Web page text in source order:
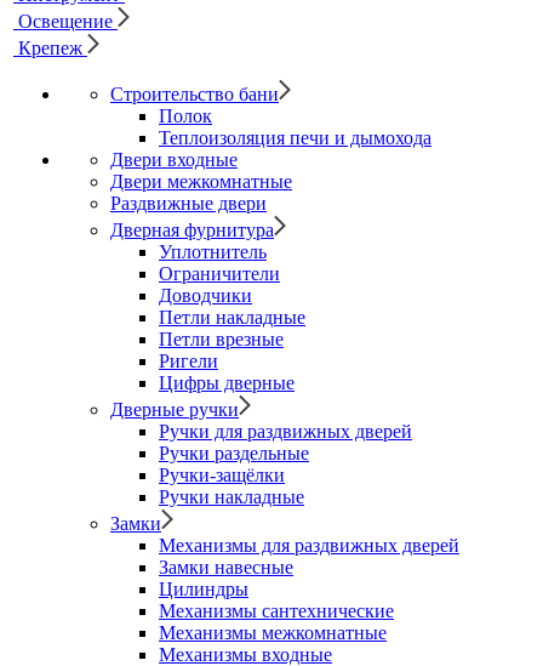
Освещение
Крепеж
Строительство бани
Полок
Теплоизоляция печи и дымохода
Двери входные
Двери межкомнатные
Раздвижные двери
Дверная фурнитура
Уплотнитель
Ограничители
Доводчики
Петли накладные
Петли врезные
Ригели
Цифры дверные
Дверные ручки
Ручки для раздвижных дверей
Ручки раздельные
Ручки-защёлки
Ручки накладные
Замки
Механизмы для раздвижных дверей
Замки навесные
Цилиндры
Механизмы сантехнические
Механизмы межкомнатные
Механизмы входные